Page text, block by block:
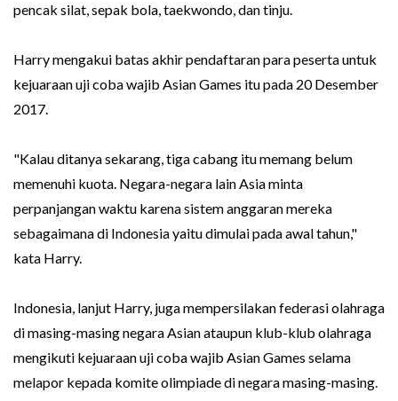
pencak silat, sepak bola, taekwondo, dan tinju.
Harry mengakui batas akhir pendaftaran para peserta untuk
kejuaraan uji coba wajib Asian Games itu pada 20 Desember
2017.
"Kalau ditanya sekarang, tiga cabang itu memang belum
memenuhi kuota. Negara-negara lain Asia minta
perpanjangan waktu karena sistem anggaran mereka
sebagaimana di Indonesia yaitu dimulai pada awal tahun,"
kata Harry.
Indonesia, lanjut Harry, juga mempersilakan federasi olahraga
di masing-masing negara Asian ataupun klub-klub olahraga
mengikuti kejuaraan uji coba wajib Asian Games selama
melapor kepada komite olimpiade di negara masing-masing.